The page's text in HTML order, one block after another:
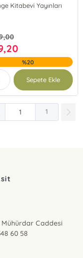
Kitabevi Yayınları
%20
Sepete Ekle
1
Caddesi
60 58